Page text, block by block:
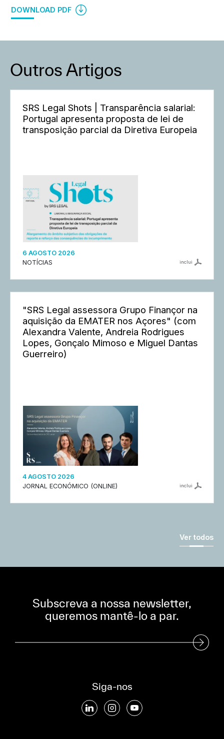
DOWNLOAD PDF
Outros Artigos
SRS Legal Shots | Transparência salarial:
Portugal apresenta proposta de lei de
transposição parcial da Diretiva Europeia
6 AGOSTO 2026
NOTÍCIAS
inclui
"SRS Legal assessora Grupo Finançor na
aquisição da EMATER nos Açores" (com
Alexandra Valente, Andreia Rodrigues
Lopes, Gonçalo Mimoso e Miguel Dantas
Guerreiro)
4 AGOSTO 2026
JORNAL ECONÓMICO (ONLINE)
inclui
Ver todos
Subscreva a nossa newsletter,
queremos mantê-lo a par.
Subscreva a nossa Newsletter
Siga-nos